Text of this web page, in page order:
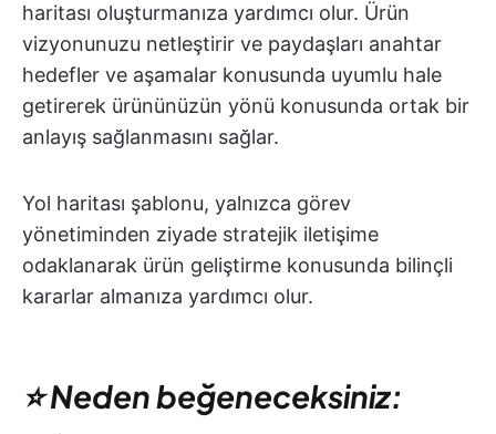
haritası oluşturmanıza yardımcı olur. Ürün
vizyonunuzu netleştirir ve paydaşları anahtar
hedefler ve aşamalar konusunda uyumlu hale
getirerek ürününüzün yönü konusunda ortak bir
anlayış sağlanmasını sağlar.
Yol haritası şablonu, yalnızca görev
yönetiminden ziyade stratejik iletişime
odaklanarak ürün geliştirme konusunda bilinçli
kararlar almanıza yardımcı olur.
⭐ Neden beğeneceksiniz: